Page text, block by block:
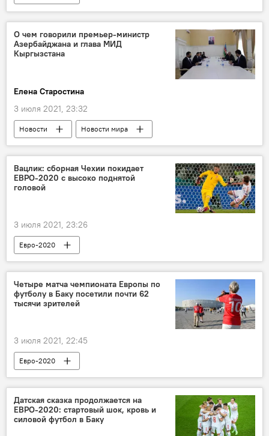
О чем говорили премьер-министр
Азербайджана и глава МИД
Кыргызстана
Елена Старостина
3 июля 2021, 23:32
Новости
Новости мира
Азербайджан
Экономика
Кыргызстан
Али Асадов
встреча
Вацлик: сборная Чехии покидает
ЕВРО-2020 с высоко поднятой
головой
3 июля 2021, 23:26
Евро-2020
Четыре матча чемпионата Европы по
футболу в Баку посетили почти 62
тысячи зрителей
3 июля 2021, 22:45
Евро-2020
Датская сказка продолжается на
ЕВРО-2020: стартовый шок, кровь и
силовой футбол в Баку